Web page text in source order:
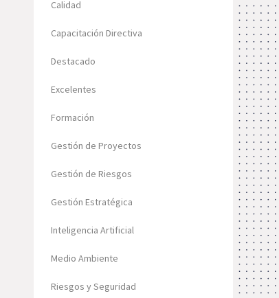
Calidad
Capacitación Directiva
Destacado
Excelentes
Formación
Gestión de Proyectos
Gestión de Riesgos
Gestión Estratégica
Inteligencia Artificial
Medio Ambiente
Riesgos y Seguridad